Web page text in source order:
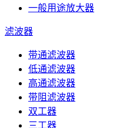
一般用途放大器
滤波器
带通滤波器
低通滤波器
高通滤波器
带阻滤波器
双工器
三工器